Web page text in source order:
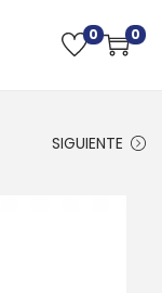
0 0
SIGUIENTE